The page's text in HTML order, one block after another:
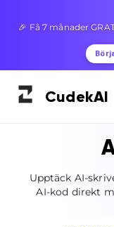
🎉 Få 7 månader
CudekAI
Upptäck AI-
AI-kod direkt